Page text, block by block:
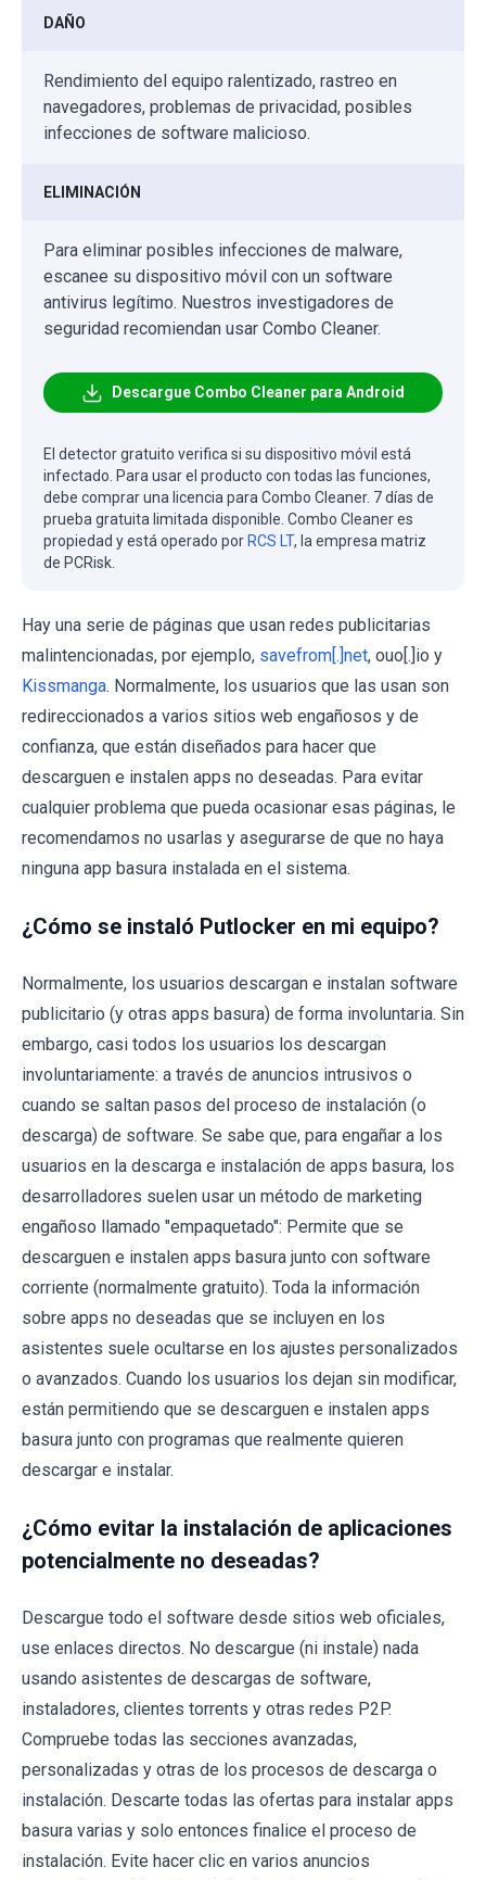
DAÑO
Rendimiento del equipo ralentizado, rastreo en
navegadores, problemas de privacidad, posibles
infecciones de software malicioso.
ELIMINACIÓN
Para eliminar posibles infecciones de malware,
escanee su dispositivo móvil con un software
antivirus legítimo. Nuestros investigadores de
seguridad recomiendan usar Combo Cleaner.
Descargue Combo Cleaner para Android
El detector gratuito verifica si su dispositivo móvil está
infectado. Para usar el producto con todas las funciones,
debe comprar una licencia para Combo Cleaner. 7 días de
prueba gratuita limitada disponible. Combo Cleaner es
propiedad y está operado por RCS LT, la empresa matriz
de PCRisk.
Hay una serie de páginas que usan redes publicitarias
malintencionadas, por ejemplo, savefrom[.]net, ouo[.]io y
Kissmanga. Normalmente, los usuarios que las usan son
redireccionados a varios sitios web engañosos y de
confianza, que están diseñados para hacer que
descarguen e instalen apps no deseadas. Para evitar
cualquier problema que pueda ocasionar esas páginas, le
recomendamos no usarlas y asegurarse de que no haya
ninguna app basura instalada en el sistema.
¿Cómo se instaló Putlocker en mi equipo?
Normalmente, los usuarios descargan e instalan software
publicitario (y otras apps basura) de forma involuntaria. Sin
embargo, casi todos los usuarios los descargan
involuntariamente: a través de anuncios intrusivos o
cuando se saltan pasos del proceso de instalación (o
descarga) de software. Se sabe que, para engañar a los
usuarios en la descarga e instalación de apps basura, los
desarrolladores suelen usar un método de marketing
engañoso llamado "empaquetado": Permite que se
descarguen e instalen apps basura junto con software
corriente (normalmente gratuito). Toda la información
sobre apps no deseadas que se incluyen en los
asistentes suele ocultarse en los ajustes personalizados
o avanzados. Cuando los usuarios los dejan sin modificar,
están permitiendo que se descarguen e instalen apps
basura junto con programas que realmente quieren
descargar e instalar.
¿Cómo evitar la instalación de aplicaciones
potencialmente no deseadas?
Descargue todo el software desde sitios web oficiales,
use enlaces directos. No descargue (ni instale) nada
usando asistentes de descargas de software,
instaladores, clientes torrents y otras redes P2P.
Compruebe todas las secciones avanzadas,
personalizadas y otras de los procesos de descarga o
instalación. Descarte todas las ofertas para instalar apps
basura varias y solo entonces finalice el proceso de
instalación. Evite hacer clic en varios anuncios